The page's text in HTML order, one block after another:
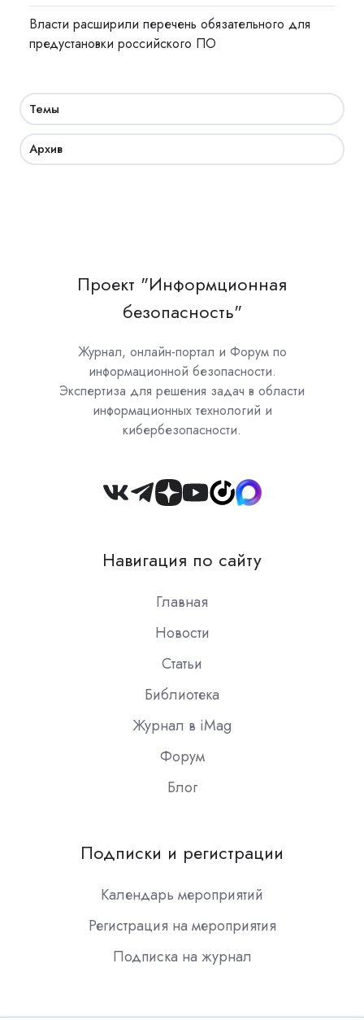
Власти расширили перечень обязательного для
предустановки российского ПО
Темы
Архив
Проект "Информционная
безопасность"
Журнал, онлайн-портал и Форум по
информационной безопасности.
Экспертиза для решения задач в области
информационных технологий и
кибербезопасности.
Join
Slack
Навигация по сайту
Главная
Новости
Статьи
Библиотека
Журнал в iMag
Форум
Блог
Подписки и регистрации
Календарь мероприятий
Регистрация на мероприятия
Подписка на журнал